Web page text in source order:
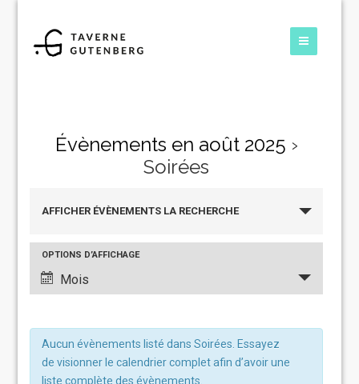
Évènements en août 2025 ›
Soirées
et
navigation
de
vues
AFFICHER ÉVÈNEMENTS LA RECHERCHE
Navigation
de
Évènement
OPTIONS D’AFFICHAGE
Mois
Aucun évènements listé dans Soirées. Essayez
de visionner le calendrier complet afin d’avoir une
liste complète des évènements.